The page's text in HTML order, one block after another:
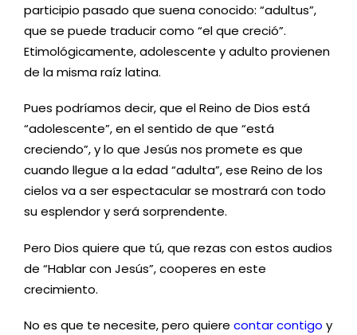
participio pasado que suena conocido: “adultus”,
que se puede traducir como “el que creció”.
Etimológicamente, adolescente y adulto provienen
de la misma raíz latina.
Pues podríamos decir, que el Reino de Dios está
“adolescente”, en el sentido de que “está
creciendo”, y lo que Jesús nos promete es que
cuando llegue a la edad “adulta”, ese Reino de los
cielos va a ser espectacular se mostrará con todo
su esplendor y será sorprendente.
Pero Dios quiere que tú, que rezas con estos audios
de “Hablar con Jesús”, cooperes en este
crecimiento.
No es que te necesite, pero quiere contar contigo y